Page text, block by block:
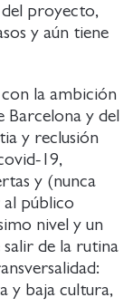
proyecto,
y aún tiene
con la ambición
Barcelona y del
y reclusión
19,
y (nunca
público
nivel y un
salir de la rutina
y baja cultura,